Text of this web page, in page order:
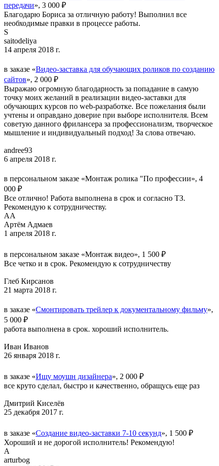
передачи», 3 000 ₽
Благодарю Бориса за отличную работу! Выполнил все
необходимые правки в процессе работы.
S
saitodeliya
14 апреля 2018 г.
в заказе «Видео-заставка для обучающих роликов по созданию
сайтов», 2 000 ₽
Выражаю огромную благодарность за попадание в самую
точку моих желаний в реализации видео-заставки для
обучающих курсов по web-разработке. Все пожелания были
учтены и оправдано доверие при выборе исполнителя. Всем
советую данного фрилансера за профессионализм, творческое
мышление и индивидуальный подход! За слова отвечаю.
andree93
6 апреля 2018 г.
в персональном заказе «Монтаж ролика "По профессии», 4
000 ₽
Все отлично! Работа выполнена в срок и согласно ТЗ.
Рекомендую к сотрудничеству.
АА
Артём Адмаев
1 апреля 2018 г.
в персональном заказе «Монтаж видео», 1 500 ₽
Все четко и в срок. Рекомендую к сотрудничеству
Глеб Кирсанов
21 марта 2018 г.
в заказе «Смонтировать трейлер к документальному фильму»,
5 000 ₽
работа выполнена в срок. хороший исполнитель.
Иван Иванов
26 января 2018 г.
в заказе «Ищу моушн дизайнера», 2 000 ₽
все круто сделал, быстро и качественно, обращусь еще раз
Дмитрий Киселёв
25 декабря 2017 г.
в заказе «Создание видео-заставки 7-10 секунд», 1 500 ₽
Хороший и не дорогой исполнитель! Рекомендую!
A
arturbog